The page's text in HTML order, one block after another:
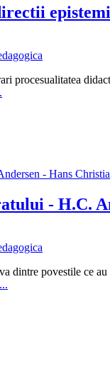
procesualitatea
- H.C.
dintre povestile ce